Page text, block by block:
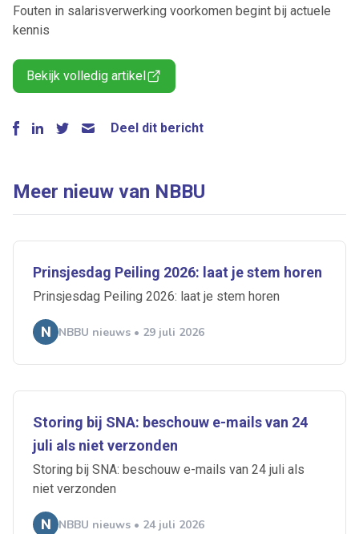
Fouten in salarisverwerking voorkomen begint bij actuele
kennis
Bekijk volledig artikel
Deel dit bericht
Meer nieuw van NBBU
Prinsjesdag Peiling 2026: laat je stem horen
Prinsjesdag Peiling 2026: laat je stem horen
NBBU nieuws • 29 juli 2026
Storing bij SNA: beschouw e-mails van 24
juli als niet verzonden
Storing bij SNA: beschouw e-mails van 24 juli als
niet verzonden
NBBU nieuws • 24 juli 2026